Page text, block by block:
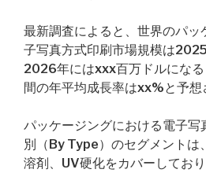
最新調査によると、世界のパッ
子写真方式印刷市場規模は
2026年にはxxx百万ドルにな
間の年平均成長率はxx%と予想
パッケージングにおける電子写
別（By Type）のセグメントは
溶剤、UV硬化をカバーしてお